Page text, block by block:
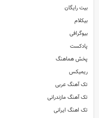
بیت رایگان
بیکلام
بیوگرافی
پادکست
پخش هماهنگ
ریمیکس
تک آهنگ عربی
تک آهنگ مازندرانی
تک اهنگ ایرانی